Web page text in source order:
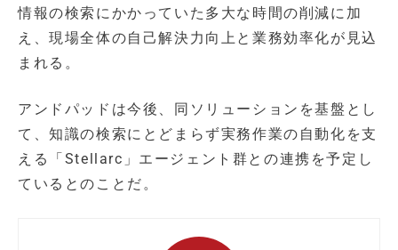
情報の検索にかかっていた多大な時間の削減に加
え、現場全体の自己解決力向上と業務効率化が見込
まれる。
アンドパッドは今後、同ソリューションを基盤とし
て、知識の検索にとどまらず実務作業の自動化を支
える「Stellarc」エージェント群との連携を予定し
ているとのことだ。